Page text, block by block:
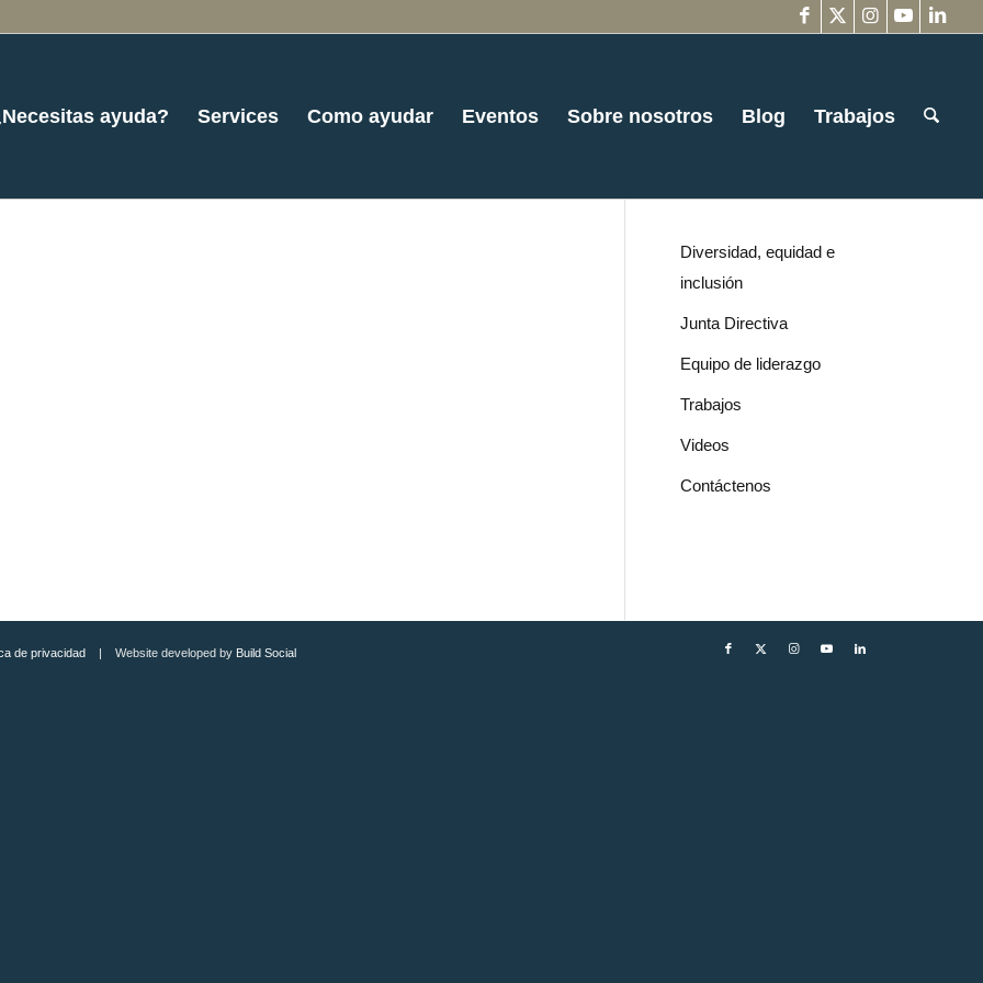
ayuda? Services Como ayudar Eventos Sobre nosotros Blog Trabajos
Diversidad, equidad e
inclusión
Junta Directiva
Equipo de liderazgo
Trabajos
Videos
Contáctenos
de privacidad | Website developed by Build Social